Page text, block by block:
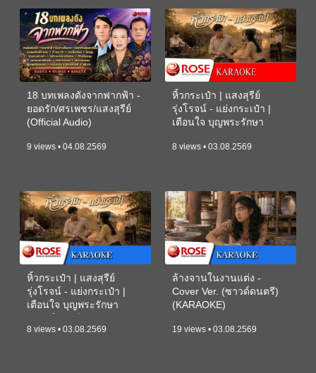
18 บทเพลงดังจากฟากฟ้า -
ยอดรัก/ศรเพชร/แสงสุรีย์
(Official Audio)
9 views • 04.08.2569
หิ้วกระเป๋า | แสงสุรีย์
รุ่งโรจน์ - แย่งกระเป๋า |
เตือนใจ บุญพระรักษา
8 views • 03.08.2569
หิ้วกระเป๋า | แสงสุรีย์
รุ่งโรจน์ - แย่งกระเป๋า |
เตือนใจ บุญพระรักษา
8 views • 03.08.2569
ล้างจานในงานแต่ง -
Cover Ver. (ซาวด์ดนตรี)
(KARAOKE)
19 views • 03.08.2569